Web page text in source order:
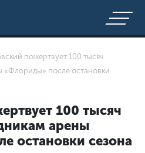
пожертвует 100 тысяч
«Флориды» после остановки
100 тысяч
арены
остановки сезона